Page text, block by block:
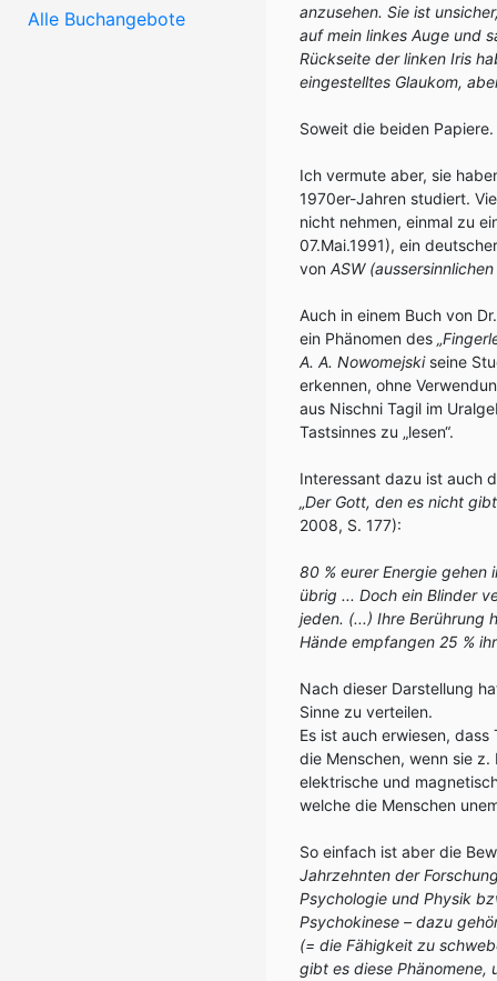
Alle Buchangebote
anzusehen. Sie ist
auf mein linkes Auge und
Rückseite der linken Iris
eingestelltes Glaukom,
Soweit die beiden
Ich vermute aber, sie
1970er-Jahren studiert.
nicht nehmen, einmal zu
07.Mai.1991), ein
von ASW
Auch in einem Buch von
ein Phänomen des
A. A. Nowomejskiseine
erkennen, ohne
aus Nischni Tagil im
Tastsinnes zu „lesen“.
Interessant dazu ist auch
„Der Gott, den es nicht
2008, S. 177):
80 % eurer Energie gehen
übrig ... Doch ein Blinder
jeden. (...) Ihre Berührung
Hände empfangen 25 %
Nach dieser Darstellung
Sinne zu verteilen.
Es ist auch erwiesen,
die Menschen, wenn sie z.
elektrische und
welche die Menschen
So einfach ist aber die
Jahrzehnten der
Psychologie und Physik
Psychokinese – dazu
(= die Fähigkeit zu
gibt es diese Phänomene,